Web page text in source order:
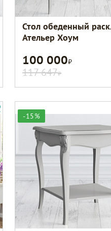
Стол обеденный
Ательер Хоум
100 000Р
117 647Р
-15%